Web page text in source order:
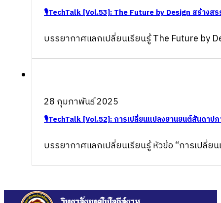
🎙TechTalk [Vol.53]: The Future by Design สร้างส
บรรยากาศแลกเปลี่ยนเรียนรู้ The Future by
28 กุมภาพันธ์ 2025
🎙TechTalk [Vol.52]: การเปลี่ยนแปลงยานยนต์สันดาป
บรรยากาศแลกเปลี่ยนเรียนรู้ หัวข้อ “การเปลี่